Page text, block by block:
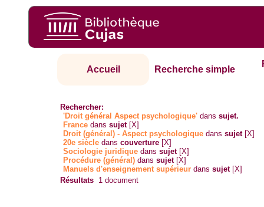
Accueil Recherche simple
Rechercher:
'Droit général Aspect psychologique' danssujet.
France danssujet [X]
Droit (général) - Aspect psychologique danssujet [X]
20e siècle danscouverture [X]
Sociologie juridique danssujet [X]
Procédure (général) danssujet [X]
Manuels d'enseignement supérieur danssujet [X]
Résultats 1 document